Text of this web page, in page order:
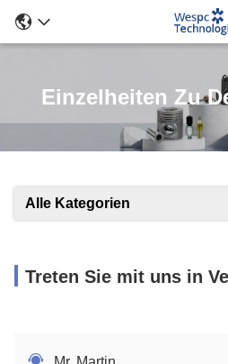
Einzelheiten Zu
Alle Kategorien
Treten Sie mit uns in